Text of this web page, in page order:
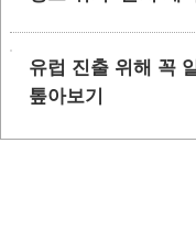
유럽 진출 위해 꼭
톺아보기